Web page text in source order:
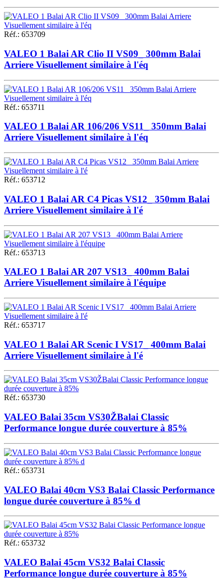
Réf.: 653709
VALEO 1 Balai AR Clio II VS09_ 300mm Balai
Arriere Visuellement similaire à l'éq
Réf.: 653711
VALEO 1 Balai AR 106/206 VS11_ 350mm Balai
Arriere Visuellement similaire à l'éq
Réf.: 653712
VALEO 1 Balai AR C4 Picas VS12_ 350mm Balai
Arriere Visuellement similaire à l'é
Réf.: 653713
VALEO 1 Balai AR 207 VS13_ 400mm Balai
Arriere Visuellement similaire à l'équipe
Réf.: 653717
VALEO 1 Balai AR Scenic I VS17_ 400mm Balai
Arriere Visuellement similaire à l'é
Réf.: 653730
VALEO Balai 35cm VS30ŽBalai Classic
Performance longue durée couverture à 85%
Réf.: 653731
VALEO Balai 40cm VS3 Balai Classic Performance
longue durée couverture à 85% d
Réf.: 653732
VALEO Balai 45cm VS32 Balai Classic
Performance longue durée couverture à 85%